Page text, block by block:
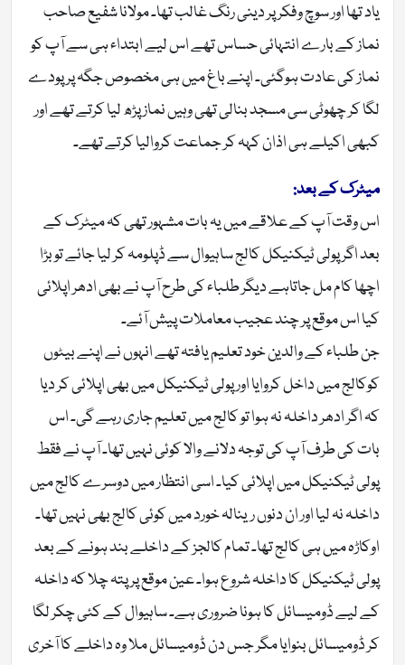
یاد تھا اور سوچ وفکر پر دینی رنگ غالب تھا۔ مولانا شفیع صاحب
نماز کے بارے انتہائی حساس تھے اس لیے ابتداء ہی سے آپ کو
نماز کی عادت ہوگئی۔ اپنے باغ میں ہی مخصوص جگہ پر پودے
لگا کر چھوٹی سی مسجد بنالی تھی وہیں نماز پڑھ لیا کرتے تھے اور
کبھی اکیلے ہی اذان کہہ کر جماعت کروالیا کرتے تھے۔
میٹرک کے بعد:
اس وقت آپ کے علاقے میں یہ بات مشہور تھی کہ میٹرک کے
بعد اگر پولی ٹیکنیکل کالج ساہیوال سے ڈپلومہ کر لیا جائے تو بڑا
اچھا کام مل جاتاہے دیگر طلباء کی طرح آپ نے بھی ادھر اپلائی
کیا اس موقع پر چند عجیب معاملات پیش آئے۔
جن طلباء کے والدین خود تعلیم یافتہ تھے انہوں نے اپنے بیٹوں
کوکالج میں داخل کروایا اور پولی ٹیکنیکل میں بھی اپلائی کر دیا
کہ اگر ادھر داخلہ نہ ہوا تو کالج میں تعلیم جاری رہے گی۔ اس
بات کی طرف آپ کی توجہ دلانے والا کوئی نہیں تھا۔ آپ نے فقط
پولی ٹیکنیکل میں اپلائی کیا۔ اسی انتظار میں دوسرے کالج میں
داخلہ نہ لیا اور ان دنوں رینالہ خورد میں کوئی کالج بھی نہیں تھا۔
اوکاڑہ میں ہی کالج تھا۔ تمام کالجز کے داخلے بند ہونے کے بعد
پولی ٹیکنیکل کا داخلہ شروع ہوا۔ عین موقع پر پتہ چلا کہ داخلہ
کے لیے ڈومیسائل کا ہونا ضروری ہے۔ ساہیوال کے کئی چکر لگا
کر ڈومیسائل بنوایا مگر جس دن ڈومیسائل ملا وہ داخلے کا آخری